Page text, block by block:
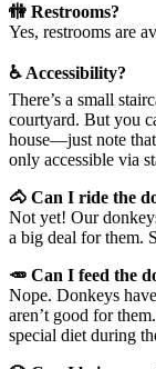
🚻 Restrooms?
Yes, restrooms are
♿ Accessibility?
There’s a small
courtyard. But you
house—just note
only accessible via
🐴 Can I ride the
Not yet! Our
a big deal for them.
🥕 Can I feed the
Nope. Donkeys
aren’t good for
special diet during